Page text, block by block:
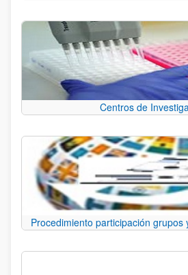
Centros de
Procedimiento participación grupos